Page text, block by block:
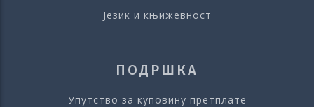
Језик и књижевност
ПОДРШКА
Упутство за куповину претплате